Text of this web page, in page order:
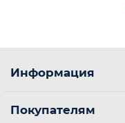
Информация
Покупателям